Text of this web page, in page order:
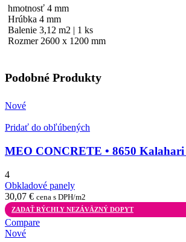
hmotnosť 4 mm
Hrúbka 4 mm
Balenie 3,12 m2 | 1 ks
Rozmer 2600 x 1200 mm
Podobné Produkty
Nové
Pridať do obľúbených
MEO CONCRETE • 8650
4
Obkladové panely
30,07 € cena s DPH/m2
ZADAŤ RÝCHLY NEZÁVÄZNÝ DOPYT
Compare
Nové